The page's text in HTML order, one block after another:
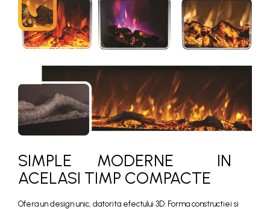
SIMPLE MODERNE IN
ACELASI TIMP COMPACTE
Ofera un design unic, datorita efectului 3D. Forma constructiei si